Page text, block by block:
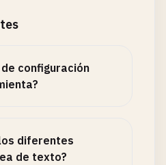
configuración
diferentes
de texto?